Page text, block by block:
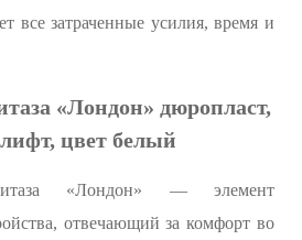
все затраченные усилия, время и
«Лондон» дюропласт,
цвет белый
«Лондон» — элемент
отвечающий за комфорт во